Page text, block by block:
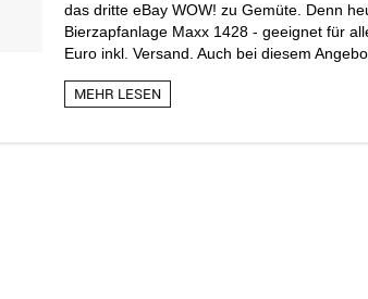
das dritte eBay WOW! zu Gemüte. Denn
Bierzapfanlage Maxx 1428 - geeignet für
Euro inkl. Versand. Auch bei diesem
MEHR LESEN